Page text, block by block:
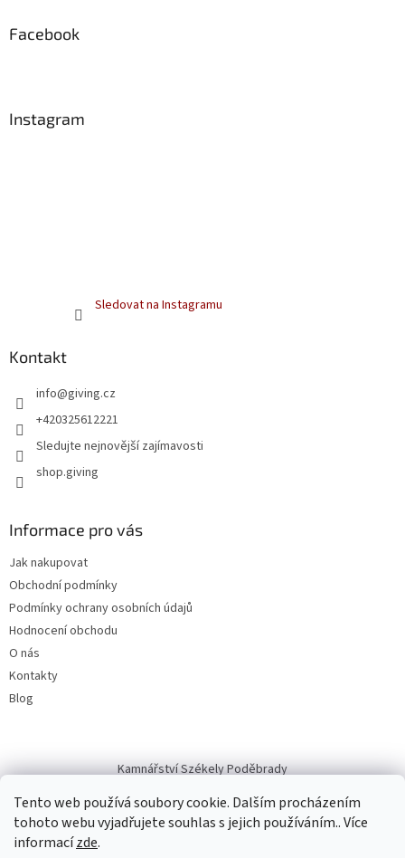
Tento web používá soubory cookie. Dalším procházením
tohoto webu vyjadřujete souhlas s jejich používáním.. Více
informacízde.
Facebook
Instagram
Sledovat na Instagramu
Kontakt
info@giving.cz
+420325612221
Sledujte nejnovější zajímavosti
shop.giving
Informace pro vás
Jak nakupovat
Obchodní podmínky
Podmínky ochrany osobních údajů
Hodnocení obchodu
O nás
Kontakty
Blog
Kamnářství Székely Poděbrady